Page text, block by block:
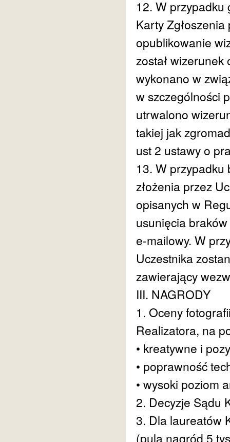
12. W przypadku
Karty
opublikowanie
został
wykonano w
w szczególności
utrwalono
takiej jak
ust 2 ustawy o
13. W przypadku
złożenia przez
opisanych w
usunięcia
e-mailowy. W
Uczestnika
zawierający
III. NAGRODY
1. Oceny
Realizatora, na
• kreatywne i
• poprawność
• wysoki poziom
2. Decyzje Sądu
3. Dla laureatów
(pula nagród 5